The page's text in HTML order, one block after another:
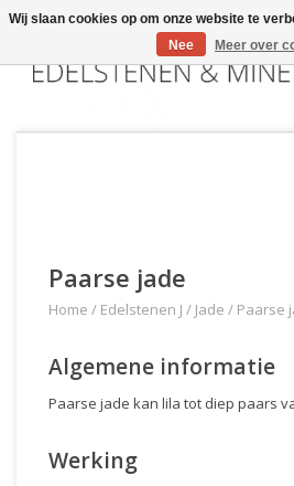
Paarse jade
Home / Edelstenen J / Jade / Paarse
Algemene informatie
Paarse jade kan lila tot diep paars
Werking
Wij slaan cookies op om onze website te
Nee
Meer over